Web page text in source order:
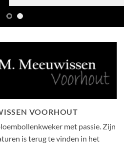
VOORHOUT
met passie. Zijn
is terug te vinden in het